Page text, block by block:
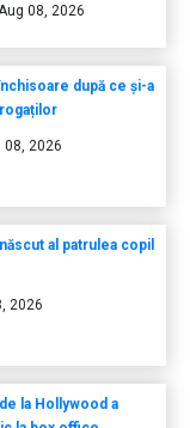
Aug 08, 2026
după ce și-a
08, 2026
al patrulea copil
2026
la Hollywood a